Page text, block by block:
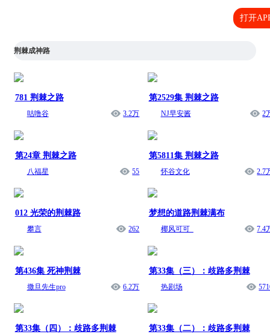
打开
荆棘成神路
781 荆棘之路
咕噜谷 3.2万
第24章 荆棘之路
八福星 55
012 光荣的荆棘路
攀言 262
第436集 死神荆棘
撒旦先生pro 6.2万
第33集（四）：歧路多荆棘
第2529集 荆棘之路
NJ早安酱 2
第5811集 荆棘之路
怀谷文化 2.7
梦想的道路荆棘满布
椰风可可_ 7.4
第33集（三）：歧路多荆棘
热剧场
第33集（二）：歧路多荆棘